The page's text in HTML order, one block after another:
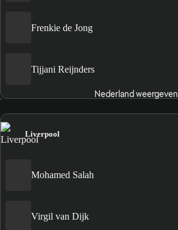
Frenkie de Jong
Tijjani Reijnders
Nederland weergeven
Liverpool
Mohamed Salah
Virgil van Dijk